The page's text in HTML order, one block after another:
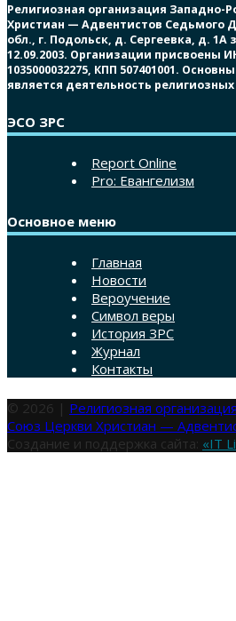
Религиозная организация Западно-
Христиан — Адвентистов Седьмого
обл., г. Подольск, д. Сергеевка, д. 1А
12.09.2003. Организации присвоены
1035000032275, КПП 507401001.
является деятельность
ЭСО ЗРС
Report Online
Pro: Евангелизм
Основное меню
Главная
Новости
Вероучение
Символ веры
История ЗРС
Журнал
Контакты
© 2026 | Религиозная
Союз Церкви Христиан —
Создание и поддержка сайта: «IT